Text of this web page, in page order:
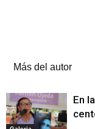
Más del autor
En